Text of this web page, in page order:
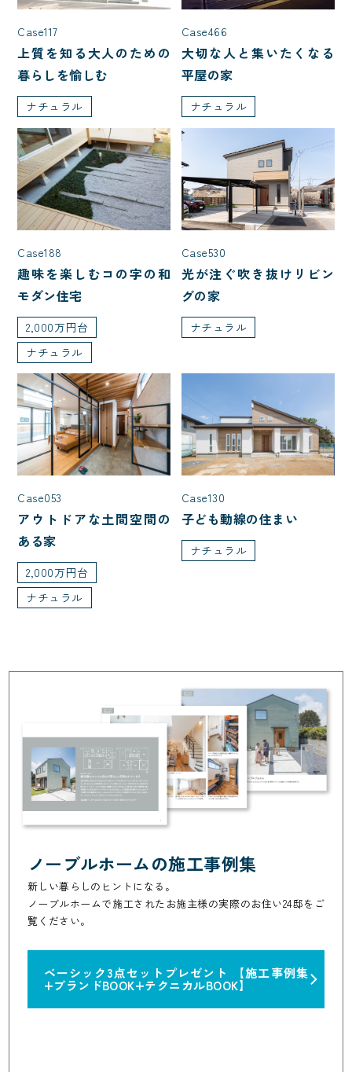
Case117
上質を知る大人のための
暮らしを愉しむ
ナチュラル
Case466
大切な人と集いたくなる
平屋の家
ナチュラル
Case188
趣味を楽しむコの字の和
モダン住宅
2,000万円台
ナチュラル
Case530
光が注ぐ吹き抜けリビン
グの家
ナチュラル
Case053
アウトドアな土間空間の
ある家
2,000万円台
ナチュラル
Case130
子ども動線の住まい
ナチュラル
ノーブルホームの施工事例集
新しい暮らしのヒントになる。
ノーブルホームで施工されたお施主様の実際のお住い24邸をご
覧ください。
ベーシック3点セットプレゼント 【施工事例集
+ブランドBOOK+テクニカルBOOK】